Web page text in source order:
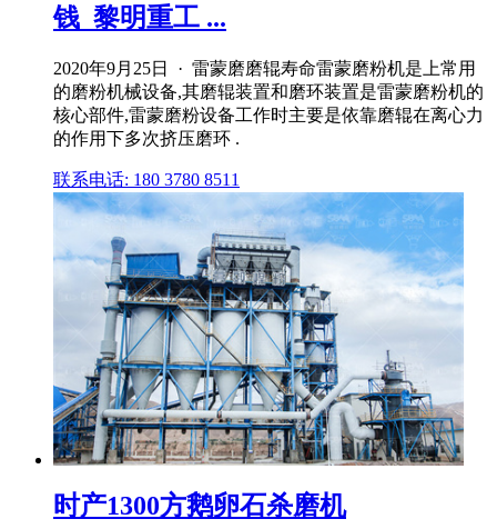
钱_黎明重工 ...
2020年9月25日 · 雷蒙磨磨辊寿命雷蒙磨粉机是上常用
的磨粉机械设备,其磨辊装置和磨环装置是雷蒙磨粉机的
核心部件,雷蒙磨粉设备工作时主要是依靠磨辊在离心力
的作用下多次挤压磨环 .
联系电话: 180 3780 8511
时产1300方鹅卵石杀磨机